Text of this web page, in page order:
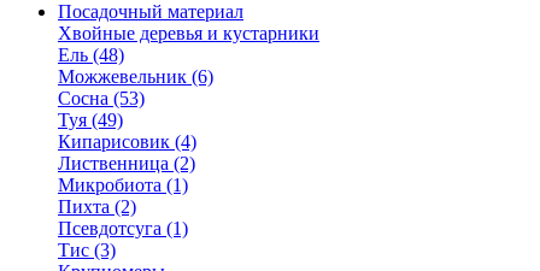
Посадочный материал
Хвойные деревья и кустарники
Ель (48)
Можжевельник (6)
Сосна (53)
Туя (49)
Кипарисовик (4)
Лиственница (2)
Микробиота (1)
Пихта (2)
Псевдотсуга (1)
Тис (3)